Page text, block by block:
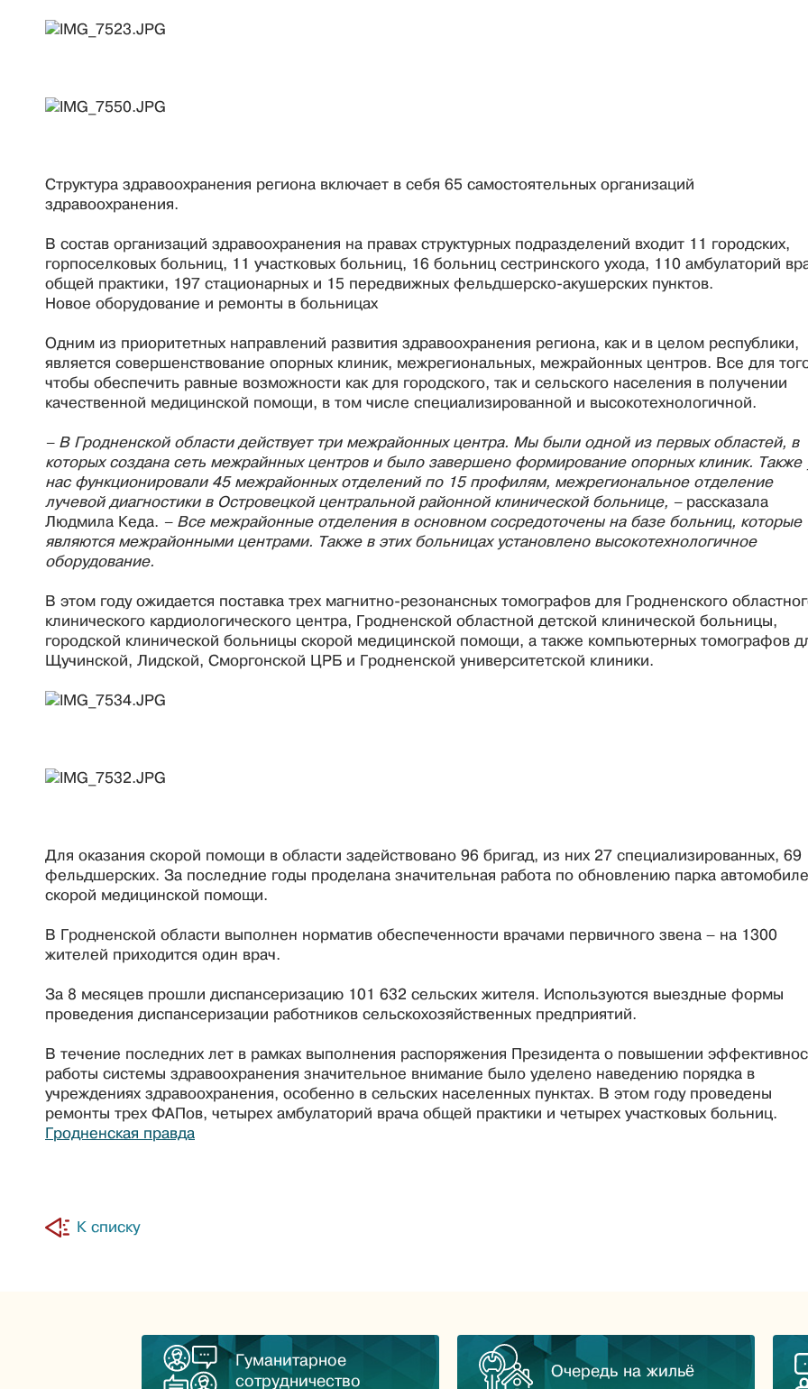
Структура здравоохранения региона включает в себя 65 самостоятельных организаций
здравоохранения.
В состав организаций здравоохранения на правах структурных подразделений входит 11 городских,
горпоселковых больниц, 11 участковых больниц, 16 больниц сестринского ухода, 110 амбулаторий
общей практики, 197 стационарных и 15 передвижных фельдшерско-акушерских пунктов.
Новое оборудование и ремонты в больницах
Одним из приоритетных направлений развития здравоохранения региона, как и в целом республики,
является совершенствование опорных клиник, межрегиональных, межрайонных центров. Все для
чтобы обеспечить равные возможности как для городского, так и сельского населения в получении
качественной медицинской помощи, в том числе специализированной и высокотехнологичной.
– В Гродненской области действует три межрайонных центра. Мы были одной из первых областей, в
которых создана сеть межрайнных центров и было завершено формирование опорных клиник. Также
нас функционировали 45 межрайонных отделений по 15 профилям, межрегиональное отделение
лучевой диагностики в Островецкой центральной районной клинической больнице, –рассказала
Людмила Кеда. – Все межрайонные отделения в основном сосредоточены на базе больниц, которые
являются межрайонными центрами. Также в этих больницах установлено высокотехнологичное
оборудование.
В этом году ожидается поставка трех магнитно-резонансных томографов для Гродненского
клинического кардиологического центра, Гродненской областной детской клинической больницы,
городской клинической больницы скорой медицинской помощи, а также компьютерных томографов
Щучинской, Лидской, Сморгонской ЦРБ и Гродненской университетской клиники.
Для оказания скорой помощи в области задействовано 96 бригад, из них 27 специализированных, 69
фельдшерских. За последние годы проделана значительная работа по обновлению парка
скорой медицинской помощи.
В Гродненской области выполнен норматив обеспеченности врачами первичного звена – на 1300
жителей приходится один врач.
За 8 месяцев прошли диспансеризацию 101 632 сельских жителя. Используются выездные формы
проведения диспансеризации работников сельскохозяйственных предприятий.
В течение последних лет в рамках выполнения распоряжения Президента о повышении
работы системы здравоохранения значительное внимание было уделено наведению порядка в
учреждениях здравоохранения, особенно в сельских населенных пунктах. В этом году проведены
ремонты трех ФАПов, четырех амбулаторий врача общей практики и четырех участковых больниц.
Гродненская правда
К списку
Гуманитарное
сотрудничество
Очередь на жильё